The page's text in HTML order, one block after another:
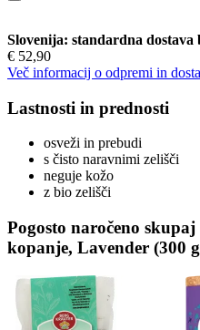
Slovenija: standardna dostava
€ 52,90
Več informacij o odpremi in
Lastnosti in prednosti
osveži in prebudi
s čisto naravnimi zelišči
neguje kožo
z bio zelišči
Pogosto naročeno
kopanje, Lavender (300